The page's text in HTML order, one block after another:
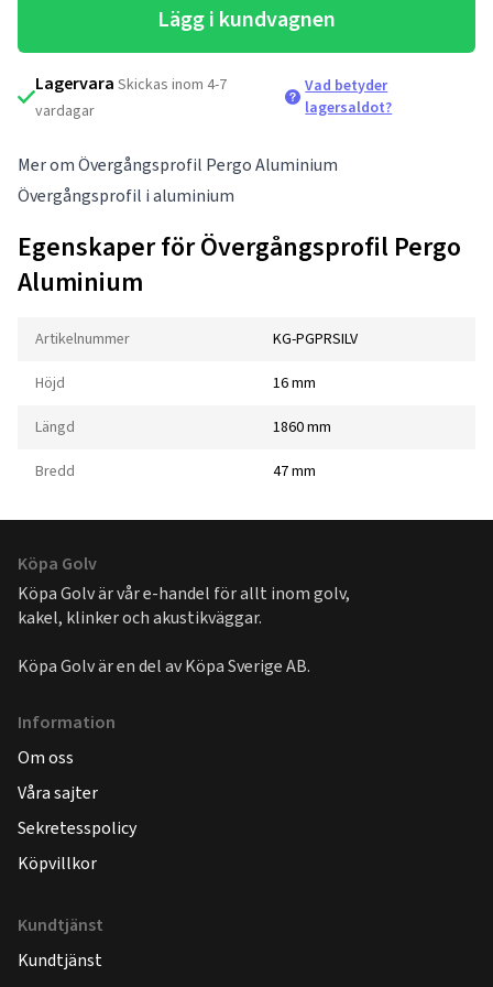
Lägg i kundvagnen
Lagervara Skickas inom 4-7
vardagar
Vad betyder
lagersaldot?
Mer om Övergångsprofil Pergo Aluminium
Övergångsprofil i aluminium
Egenskaper för Övergångsprofil Pergo
Aluminium
Artikelnummer KG-PGPRSILV
Höjd 16 mm
Längd 1860 mm
Bredd 47 mm
Köpa Golv
Köpa Golv är vår e-handel för allt inom golv,
kakel, klinker och akustikväggar.
Köpa Golv är en del avKöpa Sverige AB.
Information
Om oss
Våra sajter
Sekretesspolicy
Köpvillkor
Kundtjänst
Kundtjänst